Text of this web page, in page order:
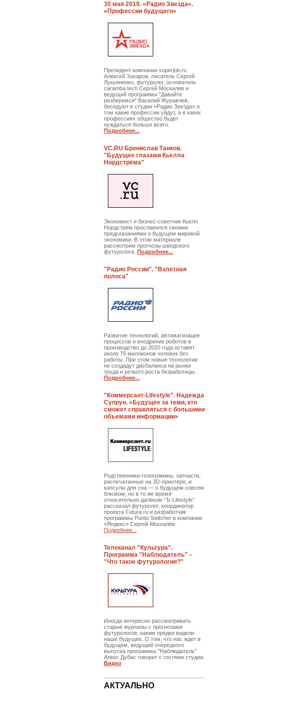
30 мая 2019. «Радио Звезда».
«Профессии будущего»
Президент компании superjob.ru
Алексей Захаров, писатель Сергей
Лукьяненко, футуролог, основатель
caramba.tech Сергей Москалев и
ведущий программы "Давайте
разберемся" Василий Журавлев,
беседуют в студии «Радио Звезда» о
том какие профессии уйдут, а в каких
профессиях общество будет
нуждаться больше всего.
Подробнее...
VC.RU Бронислав Танков.
"Будущее глазами Кьелла
Нордстрёма"
Экономист и бизнес-советник Кьелл
Нордстрём прославился своими
предсказаниями о будущем мировой
экономики. В этом материале
рассмотрим прогнозы шведского
футуролога.Подробнее...
"Радио России". "Взлетная
полоса"
Развитие технологий, автоматизация
процессов и внедрение роботов в
производство до 2020 года оставят
около 75 миллионов человек без
работы. При этом новые технологии
не создадут дисбаланса на рынке
труда и резкого роста безработицы.
Подробнее...
"Коммерсант-Lifestyle". Надежда
Супрун. «Будущее за теми, кто
сможет справляться с большими
объемами информации»
Родственники-голограммы, запчасти,
распечатанные на 3D-принтере, и
капсулы для сна — о будущем совсем
близком, но в то же время
относительно далеком “Ъ-Lifestyle”
рассказал футуролог, координатор
проекта Futura.ru и разработчик
программы Punto Switcher в компании
«Яндекс» Сергей Москалёв.
Подробнее...
Телеканал "Культура".
Программа "Наблюдатель" –
"Что такое футурология?"
Иногда интересно рассматривать
старые журналы с прогнозами
футурологов: каким предки видели
наше будущее. О том, что нас ждет в
будущем, ведущий очередного
выпуска программы "Наблюдатель"
Алекс Дубас говорит с гостями студии.
Видео
АКТУАЛЬНО